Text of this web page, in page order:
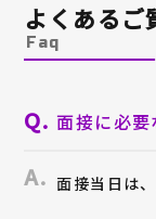
よくあるご
Faq
面接に必要
面接当日は